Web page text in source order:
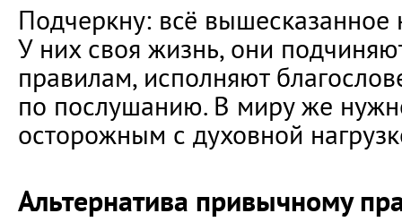
Подчеркну: всё вышесказанное
У них своя жизнь, они
правилам, исполняют
по послушанию. В миру же
осторожным с духовной
Альтернатива привычному